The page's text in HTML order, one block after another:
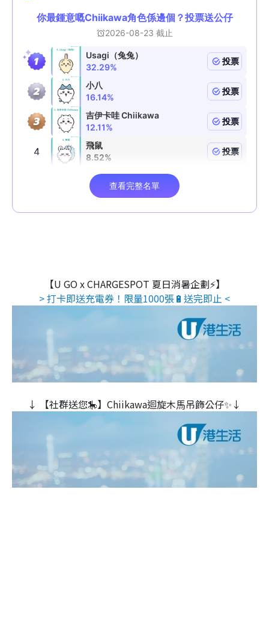
【U GO x CHARGESPOT 夏日消暑企劃⚡】
> 打卡即送充電券！限量1000張🔋送完即止 <
↓ 【社群送您🎠】Chiikawa迴旋木⾺吊飾公仔✨↓